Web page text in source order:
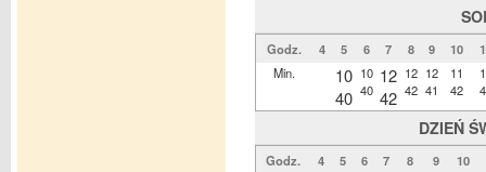
Godz. 4 5 6 7 8 9 10
Min.
10
40
10
40
12
42
12
42
12
41
11
42
DZIEŃ
Godz. 4 5 6 7 8 9 10